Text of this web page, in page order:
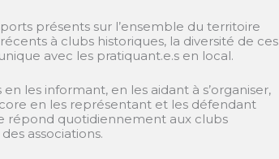
présents sur l’ensemble du territoire
à clubs historiques, la diversité de ces
avec les pratiquant.e.s en local.
les informant, en les aidant à s’organiser,
en les représentant et les défendant
répond quotidiennement aux clubs
associations.